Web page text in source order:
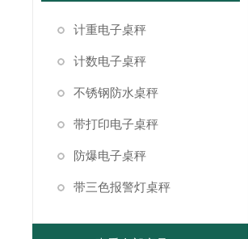
计重电子桌秤
计数电子桌秤
不锈钢防水桌秤
带打印电子桌秤
防爆电子桌秤
带三色报警灯桌秤